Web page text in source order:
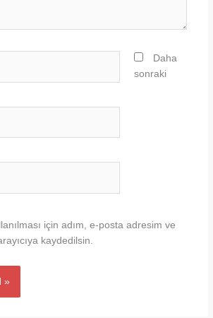
Daha
sonraki
için adım, e-posta adresim ve
kaydedilsin.